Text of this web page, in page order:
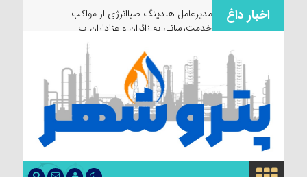
اخبار داغ
مدیرعامل هلدینگ صباانرژی از مواکب
خدمت‌رسانی به زائران و عزاداران بازدید کرد